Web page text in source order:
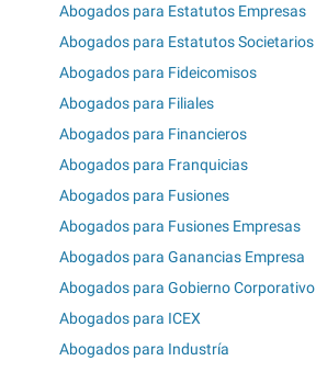
Abogados para Estatutos Empresas
Abogados para Estatutos Societarios
Abogados para Fideicomisos
Abogados para Filiales
Abogados para Financieros
Abogados para Franquicias
Abogados para Fusiones
Abogados para Fusiones Empresas
Abogados para Ganancias Empresa
Abogados para Gobierno Corporativo
Abogados para ICEX
Abogados para Industría